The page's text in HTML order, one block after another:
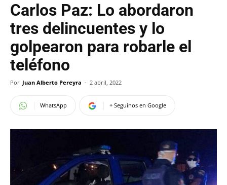
Carlos Paz: Lo abordaron
tres delincuentes y lo
golpearon para robarle el
teléfono
Por Juan Alberto Pereyra - 2 abril, 2022
WhatsApp + Seguinos en Google